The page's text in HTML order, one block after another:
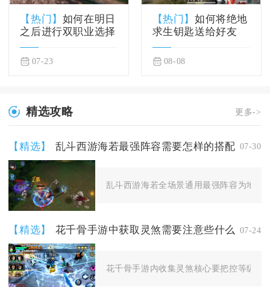
【热门】 如何在明日
之后进行双职业选择
07-23
【热门】如何将绝地
求生钥匙送给好友
08-08
精选攻略 更多->
【精选】 乱斗西游海若最强阵容需要怎样的搭配 07-30
乱斗西游海若全场景通用最强阵容为地藏
【精选】 花千骨手游中获取灵煞需要注意些什么 07-24
花千骨手游内收集灵煞核心要把控等级门